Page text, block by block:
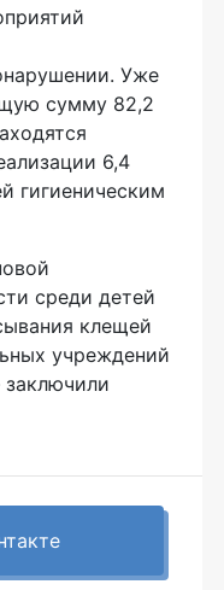
Уже
сумму 82,2
6,4
гигиеническим
среди детей
клещей
учреждений